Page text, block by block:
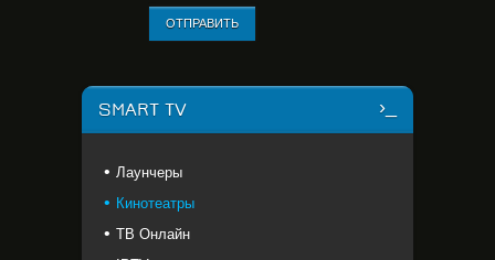
ОТПРАВИТЬ
SMART TV
Лаунчеры
Кинотеатры
ТВ Онлайн